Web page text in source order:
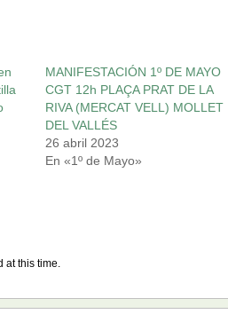
MANIFESTACIÓN 1º DE MAYO
CGT 12h PLAÇA PRAT DE LA
RIVA (MERCAT VELL) MOLLET
DEL VALLÉS
26 abril 2023
En «1º de Mayo»
at this time.